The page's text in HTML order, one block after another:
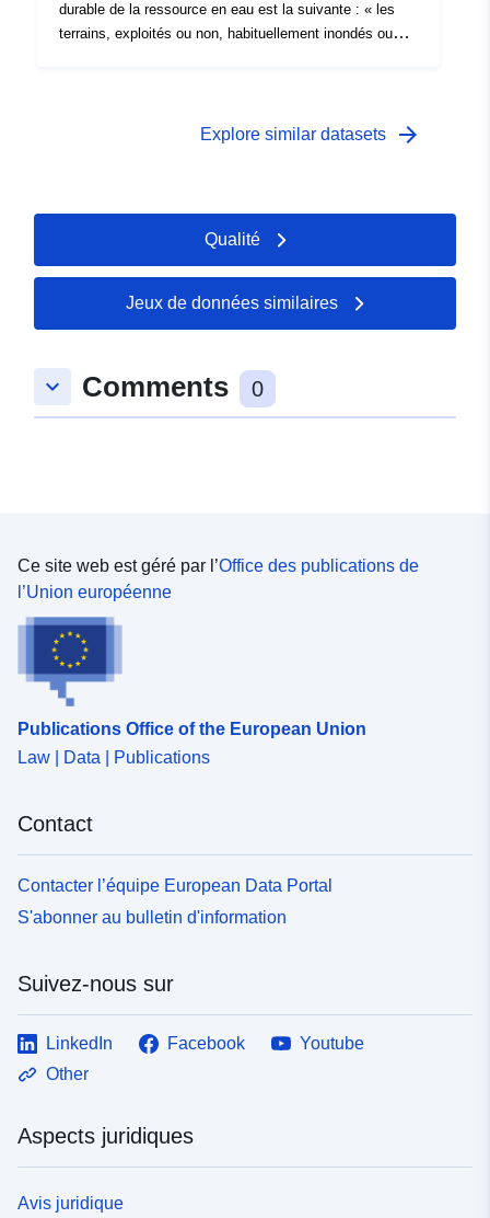
durable de la ressource en eau est la suivante : « les
terrains, exploités ou non, habituellement inondés ou
pendant au moins une partie de l'année ». Les contours
Explore similar datasets arrow_forward
Qualité
Jeux de données similaires
keyboard_arrow_down Comments 0
Ce site web est géré par l’Office des publications de
l’Union européenne
Publications Office of the European Union
Law | Data | Publications
Contact
Contacter l’équipe European Data Portal
S'abonner au bulletin d'information
Suivez-nous sur
LinkedIn Facebook
Youtube
Other
Aspects juridiques
Avis juridique